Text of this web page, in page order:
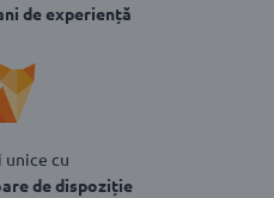
de experiență
unice cu
de dispoziție